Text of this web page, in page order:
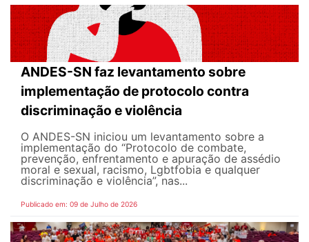
ANDES-SN faz levantamento sobre
implementação de protocolo contra
discriminação e violência
O ANDES-SN iniciou um levantamento sobre a
implementação do “Protocolo de combate,
prevenção, enfrentamento e apuração de assédio
moral e sexual, racismo, Lgbtfobia e qualquer
discriminação e violência”, nas...
Publicado em: 09 de Julho de 2026